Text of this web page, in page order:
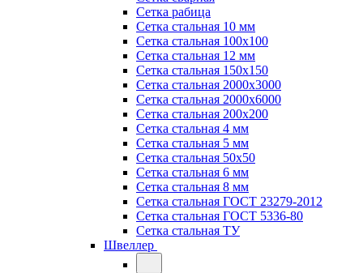
Сетка рабица
Сетка стальная 10 мм
Сетка стальная 100х100
Сетка стальная 12 мм
Сетка стальная 150х150
Сетка стальная 2000х3000
Сетка стальная 2000х6000
Сетка стальная 200х200
Сетка стальная 4 мм
Сетка стальная 5 мм
Сетка стальная 50х50
Сетка стальная 6 мм
Сетка стальная 8 мм
Сетка стальная ГОСТ 23279-2012
Сетка стальная ГОСТ 5336-80
Сетка стальная ТУ
Швеллер